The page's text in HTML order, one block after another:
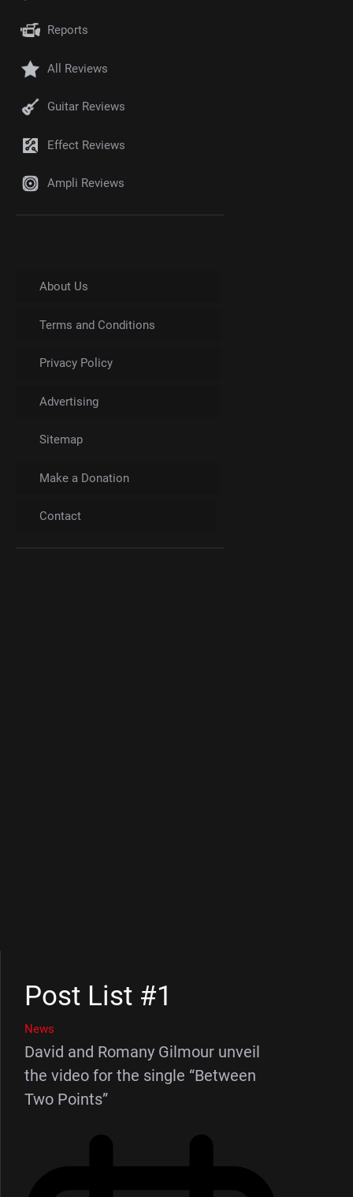
Reports
All Reviews
Guitar Reviews
Effect Reviews
Ampli Reviews
About Us
Terms and Conditions
Privacy Policy
Advertising
Sitemap
Make a Donation
Contact
Post List #1
News
David and Romany Gilmour unveil
the video for the single “Between
Two Points”